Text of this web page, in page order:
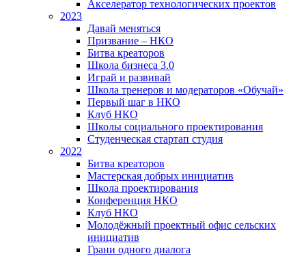
Акселератор технологических проектов
2023
Давай меняться
Призвание – НКО
Битва креаторов
Школа бизнеса 3.0
Играй и развивай
Школа тренеров и модераторов «Обучай»
Первый шаг в НКО
Клуб НКО
Школы социального проектирования
Студенческая стартап студия
2022
Битва креаторов
Мастерская добрых инициатив
Школа проектирования
Конференция НКО
Клуб НКО
Молодёжный проектный офис сельских
инициатив
Грани одного диалога